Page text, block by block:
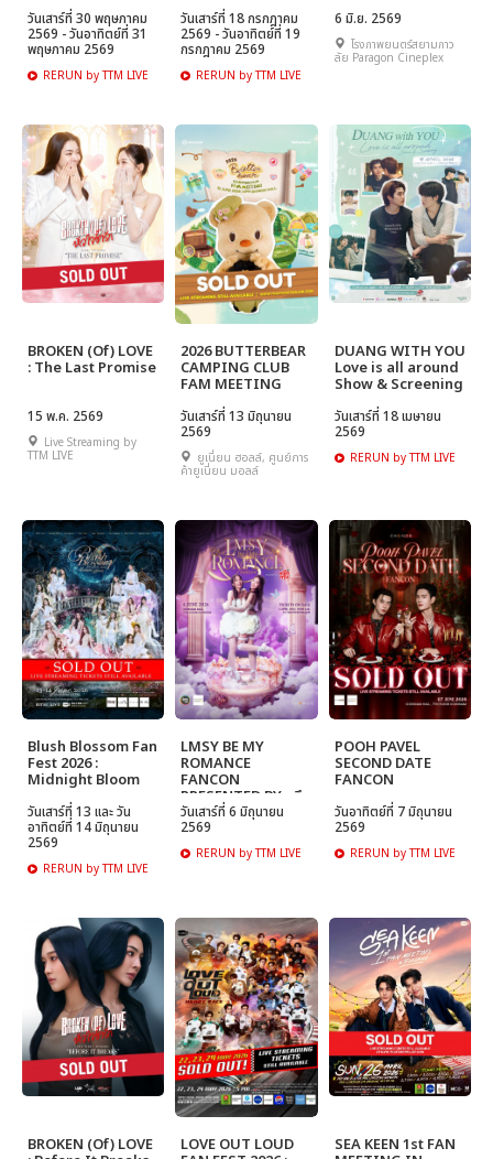
วันเสาร์ที่ 30 พฤษภาคม
2569 - วันอาทิตย์ที่ 31
พฤษภาคม 2569
RERUN by TTM LIVE
วันเสาร์ที่ 18 กรกฎาคม
2569 - วันอาทิตย์ที่ 19
กรกฎาคม 2569
RERUN by TTM LIVE
6 มิ.ย. 2569
โรงภาพยนตร์สยามภาว
ลัย Paragon Cineplex
BROKEN (Of) LOVE
: The Last Promise
15 พ.ค. 2569
Live Streaming by
TTM LIVE
2026 BUTTERBEAR
CAMPING CLUB
FAM MEETING
วันเสาร์ที่ 13 มิถุนายน
2569
ยูเนี่ยน ฮอลล์, ศูนย์การ
ค้ายูเนี่ยน มอลล์
DUANG WITH YOU
Love is all around
Show & Screening
วันเสาร์ที่ 18 เมษายน
2569
RERUN by TTM LIVE
Blush Blossom Fan
Fest 2026 :
Midnight Bloom
วันเสาร์ที่ 13 และ วัน
อาทิตย์ที่ 14 มิถุนายน
2569
RERUN by TTM LIVE
LMSY BE MY
ROMANCE
FANCON
PRESENTED BY หมึก
กรุบ
วันเสาร์ที่ 6 มิถุนายน
2569
RERUN by TTM LIVE
POOH PAVEL
SECOND DATE
FANCON
วันอาทิตย์ที่ 7 มิถุนายน
2569
RERUN by TTM LIVE
BROKEN (Of) LOVE LOVE OUT LOUD SEA KEEN 1st FAN